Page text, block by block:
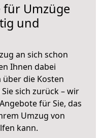
Umzüge
und
an sich schon
Ihnen dabei
über die Kosten
sich zurück – wir
für Sie, das
Umzug von
kann.